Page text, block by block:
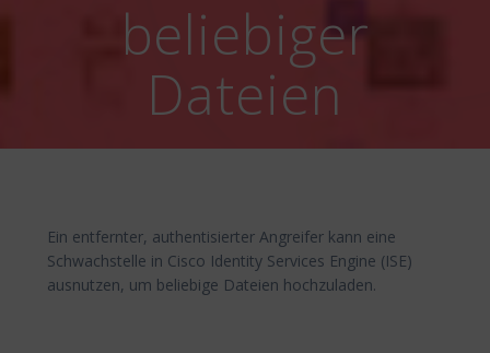
beliebiger
Dateien
Ein entfernter, authentisierter Angreifer kann eine
Schwachstelle in Cisco Identity Services Engine (ISE)
ausnutzen, um beliebige Dateien hochzuladen.